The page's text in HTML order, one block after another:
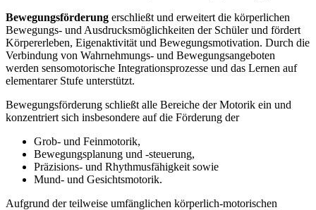
Bewegungsförderung erschließt und erweitert die körperlichen
Bewegungs- und Ausdrucksmöglichkeiten der Schüler und fördert
Körpererleben, Eigenaktivität und Bewegungsmotivation. Durch die
Verbindung von Wahrnehmungs- und Bewegungsangeboten
werden sensomotorische Integrationsprozesse und das Lernen auf
elementarer Stufe unterstützt.
Bewegungsförderung schließt alle Bereiche der Motorik ein und
konzentriert sich insbesondere auf die Förderung der
Grob- und Feinmotorik,
Bewegungsplanung und -steuerung,
Präzisions- und Rhythmusfähigkeit sowie
Mund- und Gesichtsmotorik.
Aufgrund der teilweise umfänglichen körperlich-motorischen